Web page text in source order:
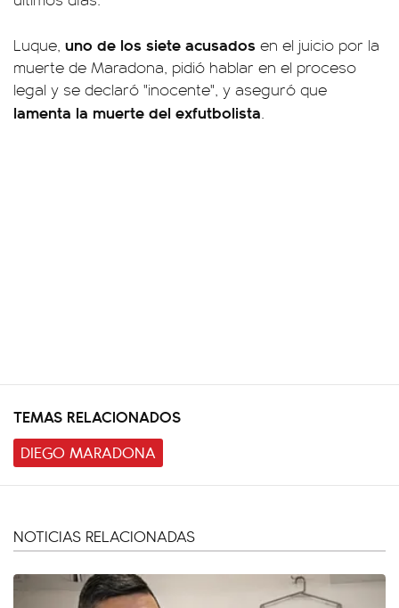
Luque, uno de los siete acusados en el juicio por la
muerte de Maradona, pidió hablar en el proceso
legal y se declaró "inocente", y aseguró que
lamenta la muerte del exfutbolista.
TEMAS RELACIONADOS
DIEGO MARADONA
NOTICIAS RELACIONADAS